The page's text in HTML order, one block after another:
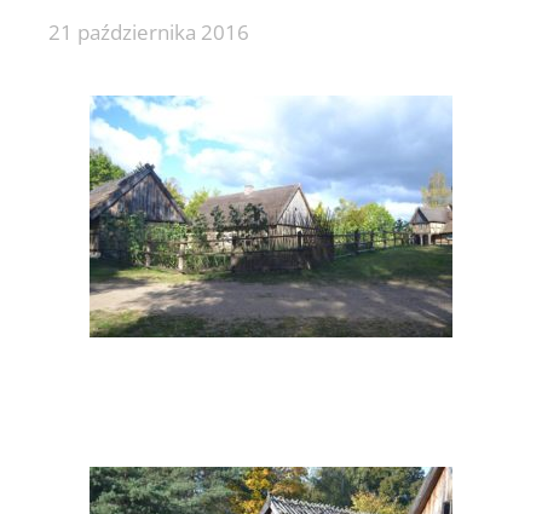
21 października 2016